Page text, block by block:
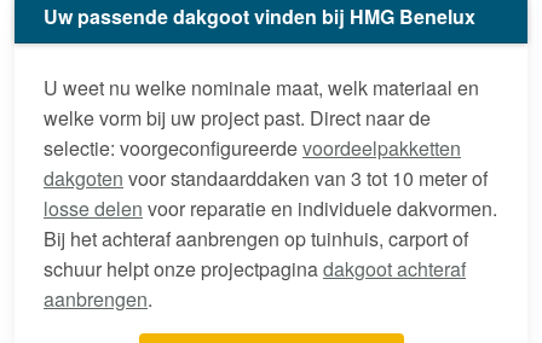
Uw passende dakgoot vinden bij HMG Benelux
U weet nu welke nominale maat, welk materiaal en
welke vorm bij uw project past. Direct naar de
selectie: voorgeconfigureerdevoordeelpakketten
dakgoten voor standaarddaken van 3 tot 10 meter of
losse delen voor reparatie en individuele dakvormen.
Bij het achteraf aanbrengen op tuinhuis, carport of
schuur helpt onze projectpaginadakgoot achteraf
aanbrengen.